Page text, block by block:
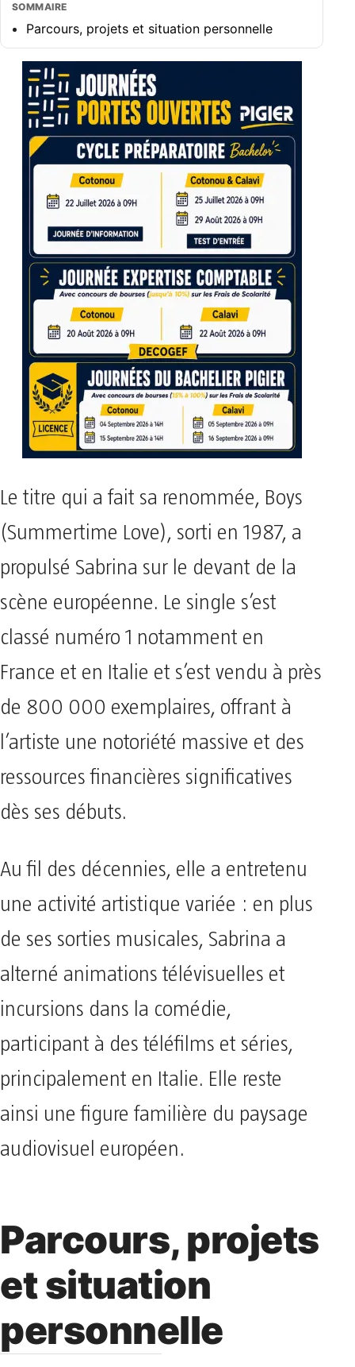
SOMMAIRE
Parcours, projets et situation personnelle
Le titre qui a fait sa renommée, Boys
(Summertime Love), sorti en 1987, a
propulsé Sabrina sur le devant de la
scène européenne. Le single s’est
classé numéro 1 notamment en
France et en Italie et s’est vendu à près
de 800 000 exemplaires, offrant à
l’artiste une notoriété massive et des
ressources financières significatives
dès ses débuts.
Au fil des décennies, elle a entretenu
une activité artistique variée : en plus
de ses sorties musicales, Sabrina a
alterné animations télévisuelles et
incursions dans la comédie,
participant à des téléfilms et séries,
principalement en Italie. Elle reste
ainsi une figure familière du paysage
audiovisuel européen.
Parcours, projets
et situation
personnelle